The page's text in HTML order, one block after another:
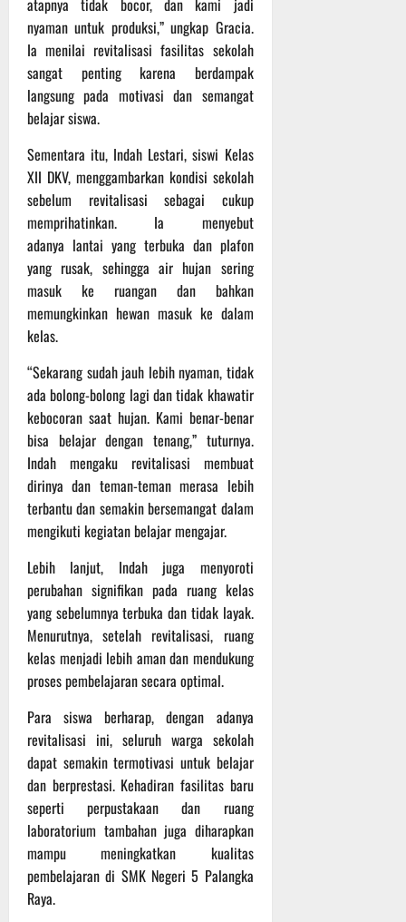
nyaman untuk produksi,” ungkap Gracia.
Ia menilai revitalisasi fasilitas sekolah
sangat penting karena berdampak
langsung pada motivasi dan semangat
belajar siswa.
‎Sementara itu, Indah Lestari, siswi Kelas
XII DKV, menggambarkan kondisi sekolah
sebelum revitalisasi sebagai cukup
memprihatinkan. Ia menyebut
adanya lantai yang terbuka dan plafon
yang rusak, sehingga air hujan sering
masuk ke ruangan dan bahkan
memungkinkan hewan masuk ke dalam
kelas.
‎“Sekarang sudah jauh lebih nyaman, tidak
ada bolong-bolong lagi dan tidak khawatir
kebocoran saat hujan. Kami benar-benar
bisa belajar dengan tenang,” tuturnya.
Indah mengaku revitalisasi membuat
dirinya dan teman-teman merasa lebih
terbantu dan semakin bersemangat dalam
mengikuti kegiatan belajar mengajar.
‎Lebih lanjut, Indah juga menyoroti
perubahan signifikan pada ruang kelas
yang sebelumnya terbuka dan tidak layak.
Menurutnya, setelah revitalisasi, ruang
kelas menjadi lebih aman dan mendukung
proses pembelajaran secara optimal.
‎Para siswa berharap, dengan adanya
revitalisasi ini, seluruh warga sekolah
dapat semakin termotivasi untuk belajar
dan berprestasi. Kehadiran fasilitas baru
seperti perpustakaan dan ruang
laboratorium tambahan juga diharapkan
mampu meningkatkan kualitas
pembelajaran di SMK Negeri 5 Palangka
Raya.